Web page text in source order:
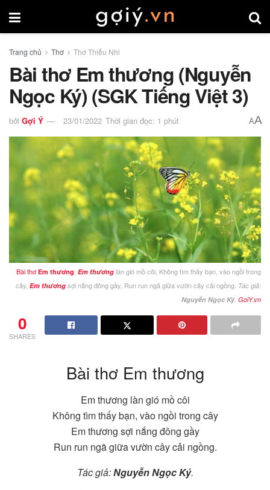
Trang chủ Thơ Thơ Thiếu Nhi
Bài thơ Em thương (Nguyễn
Ngọc Ký) (SGK Tiếng Việt 3)
bởi Gợi Ý 23/01/2022 Thời gian đọc: 1 phút AA
Bài thơEm thương: Em thương làn gió mồ côi, Không tìm thấy bạn, vào ngồi trong
cây, Em thương sợi nắng đông gầy, Run run ngã giữa vườn cây cải ngồng. Tác giả:
Nguyễn Ngọc Ký. GoiY.vn
0
SHARES
Bài thơ Em thương
Em thương làn gió mồ côi
Không tìm thấy bạn, vào ngồi trong cây
Em thương sợi nắng đông gầy
Run run ngã giữa vườn cây cải ngồng.
Tác giả:Nguyễn Ngọc Ký.